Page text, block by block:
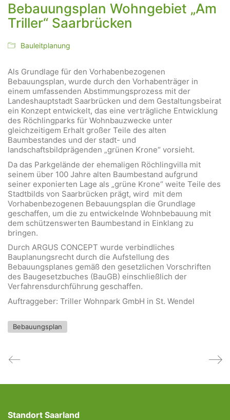
Bebauungsplan Wohngebiet „Am
Triller“ Saarbrücken
Bauleitplanung
Als Grundlage für den Vorhabenbezogenen
Bebauungsplan, wurde durch den Vorhabenträger in
einem umfassenden Abstimmungsprozess mit der
Landeshauptstadt Saarbrücken und dem Gestaltungsbeirat
ein Konzept entwickelt, das eine verträgliche Entwicklung
des Röchlingparks für Wohnbauzwecke unter
gleichzeitigem Erhalt großer Teile des alten
Baumbestandes und der stadt- und
landschaftsbildprägenden „grünen Krone“ vorsieht.
Da das Parkgelände der ehemaligen Röchlingvilla mit
seinem über 100 Jahre alten Baumbestand aufgrund
seiner exponierten Lage als „grüne Krone“ weite Teile des
Stadtbilds von Saarbrücken prägt, wird mit dem
Vorhabenbezogenen Bebauungsplan die Grundlage
geschaffen, um die zu entwickelnde Wohnbebauung mit
dem schützenswerten Baumbestand in Einklang zu
bringen.
Durch ARGUS CONCEPT wurde verbindliches
Bauplanungsrecht durch die Aufstellung des
Bebauungsplanes gemäß den gesetzlichen Vorschriften
des Baugesetzbuches (BauGB) einschließlich der
Verfahrensdurchführung geschaffen.
Auftraggeber: Triller Wohnpark GmbH in St. Wendel
Bebauungsplan
Standort Saarland